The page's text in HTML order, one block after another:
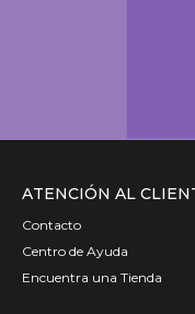
ATENCIÓN AL
Contacto
Centro de Ayuda
Encuentra una Tienda